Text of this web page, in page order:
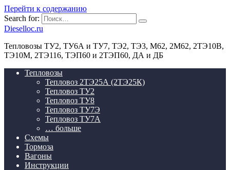
Перейти к содержанию
Search for:
Dieselloc.ru
Тепловозы ТУ2, ТУ6А и ТУ7, ТЭ2, ТЭ3, М62, 2М62, 2ТЭ10В,
ТЭ10М, 2ТЭ116, ТЭП60 и 2ТЭП60, ДА и ДБ
Тепловозы
Тепловоз 2ТЭ25А (2ТЭ25К)
Тепловоз ТУ2
Тепловоз ТУ8
Тепловоз ТУ7Э
Тепловоз ТУ7А
… больше
Схемы
Тормоза
Вагоны
Инструкции